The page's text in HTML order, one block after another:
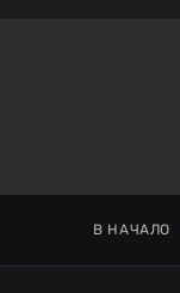
В НАЧАЛО